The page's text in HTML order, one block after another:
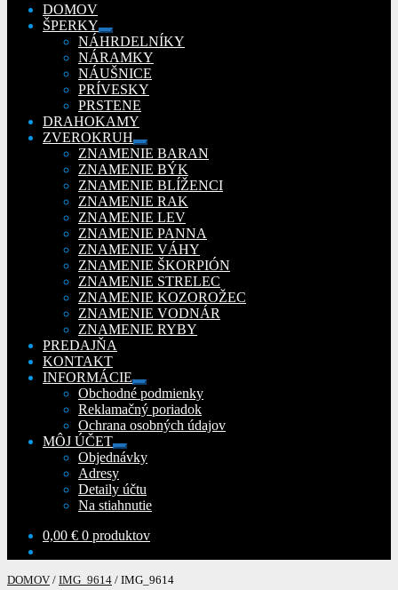
DOMOV
ŠPERKY
Rozbaliť
podradené
menu
NÁHRDELNÍKY
NÁRAMKY
NÁUŠNICE
PRÍVESKY
PRSTENE
DRAHOKAMY
ZVEROKRUH
Rozbaliť
podradené
menu
ZNAMENIE BARAN
ZNAMENIE BÝK
ZNAMENIE BLÍŽENCI
ZNAMENIE RAK
ZNAMENIE LEV
ZNAMENIE PANNA
ZNAMENIE VÁHY
ZNAMENIE ŠKORPIÓN
ZNAMENIE STRELEC
ZNAMENIE KOZOROŽEC
ZNAMENIE VODNÁR
ZNAMENIE RYBY
PREDAJŇA
KONTAKT
INFORMÁCIE
Rozbaliť
podradené
menu
Obchodné podmienky
Reklamačný poriadok
Ochrana osobných údajov
MÔJ ÚČET
Rozbaliť
podradené
Objednávky
Adresy
Detaily účtu
Na stiahnutie
0,00 € 0 produktov
DOMOV / IMG_9614 / IMG_9614